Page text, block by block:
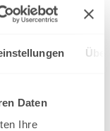
Daten
Ihre
gegen die
den beiden
Tennis Channel
in einer neuen
Israel im Februar
Argentinien
Niederlande.